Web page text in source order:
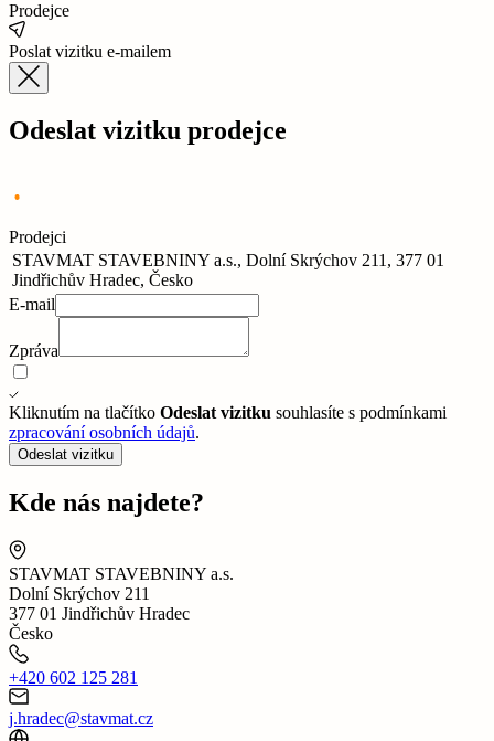
Prodejce
Poslat vizitku e-mailem
Odeslat vizitku prodejce
Prodejci
STAVMAT STAVEBNINY a.s., Dolní Skrýchov 211, 377 01
Jindřichův Hradec, Česko
E-mail
Zpráva
Kliknutím na tlačítko Odeslat vizitku souhlasíte s podmínkami
zpracování osobních údajů.
Odeslat vizitku
Kde nás najdete?
STAVMAT STAVEBNINY a.s.
Dolní Skrýchov 211
377 01 Jindřichův Hradec
Česko
+420 602 125 281
j.hradec@stavmat.cz